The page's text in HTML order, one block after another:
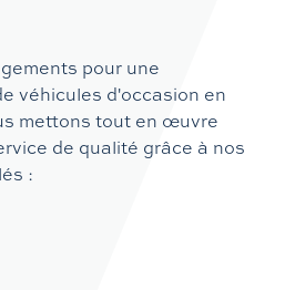
pour une
véhicules d'occasion en
mettons tout en œuvre
de qualité grâce à nos
: